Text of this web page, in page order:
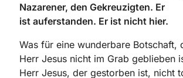
Nazarener, den Gekreuzigten. Er
ist auferstanden. Er ist nicht hier.
Was für eine wunderbare Botschaft,
Herr Jesus nicht im Grab geblieben
Herr Jesus, der gestorben ist, nicht